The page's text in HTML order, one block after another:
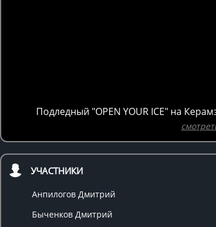
Подледный "OPEN YOUR ICE" на
УЧАСТНИКИ
Анпилогов Дмитрий
Быченков Дмитрий